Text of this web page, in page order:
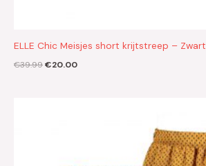
ELLE Chic Meisjes short krijtstreep – Zwart
€39.99€20.00